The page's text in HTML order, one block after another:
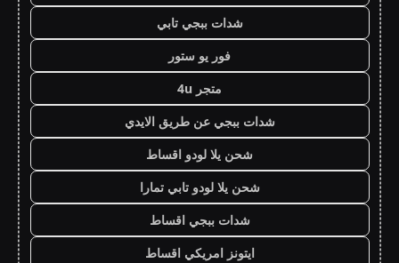
شدات ببجي تابي
فور يو ستور
متجر 4u
شدات ببجي عن طريق الايدي
شحن يلا لودو اقساط
شحن يلا لودو تابي تمارا
شدات ببجي اقساط
ايتونز امريكي اقساط